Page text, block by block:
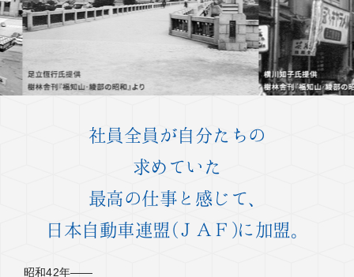
社員全員が自分たちの
求めていた
最高の仕事と感じて、
日本自動車連盟(ＪＡＦ)に加盟。
昭和42年――